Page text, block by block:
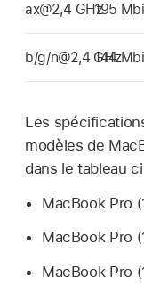
ax@2,4 GHz195
b/g/n@2,4 GHz
144
Les
modèles de
dans le tableau
MacBook Pro
MacBook Pro
MacBook Pro